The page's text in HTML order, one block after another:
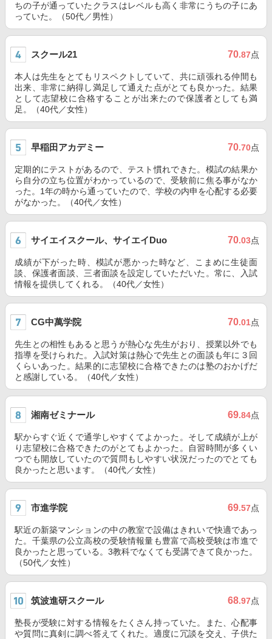
ちの子が通っていたクラスはレベルも高く非常にうちの子にあ
っていた。（50代／男性）
スクール21 70.87点
本人は先生をとてもリスペクトしていて、共に頑張れる仲間も
出来、非常に納得し満足して通えた点がとても良かった。結果
として志望校に合格することが出来たので保護者としても満
足。（40代／女性）
早稲田アカデミー 70.70点
定期的にテストがあるので、テスト慣れできた。模試の結果か
ら自分の立ち位置がわかっているので、受験前に焦る事がなか
った。1年の時から通っていたので、学校の内申を心配する必要
がなかった。（40代／女性）
サイエイスクール、サイエイDuo 70.03点
成績が下がった時、模試が悪かった時など、こまめに生徒面
談、保護者面談、三者面談を設定していただいた。常に、入試
情報を提供してくれる。（40代／女性）
CG中萬学院 70.01点
先生との相性もあると思うが熱心な先生がおり、授業以外でも
指導を受けられた。入試対策は熱心で先生との面談も年に３回
くらいあった。結果的に志望校に合格できたのは塾のおかげだ
と感謝している。（40代／女性）
湘南ゼミナール 69.84点
駅からすぐ近くで通学しやすくてよかった。そして成績が上が
り志望校に合格できたのがとてもよかった。自習時間が多くい
つでも開放していたので質問もしやすい状況だったのでとても
良かったと思います。（40代／女性）
市進学院 69.57点
駅近の新築マンションの中の教室で設備はきれいで快適であっ
た。千葉県の公立高校の受験情報量も豊富で高校受験は市進で
良かったと思っている。3教科でなくても受講できて良かった。
（50代／女性）
筑波進研スクール 68.97点
塾長が受験に対する情報をたくさん持っていた。また、心配事
や質問に真剣に調べ答えてくれた。適度に冗談を交え、子供た